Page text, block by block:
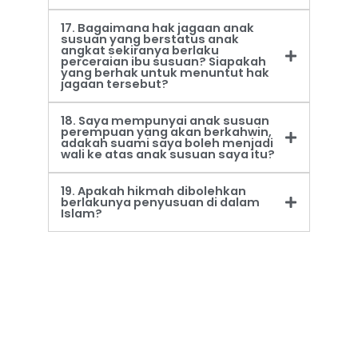
17. Bagaimana hak jagaan anak
susuan yang berstatus anak
angkat sekiranya berlaku
perceraian ibu susuan? Siapakah
yang berhak untuk menuntut hak
jagaan tersebut?
18. Saya mempunyai anak susuan
perempuan yang akan berkahwin,
adakah suami saya boleh menjadi
wali ke atas anak susuan saya itu?
19. Apakah hikmah dibolehkan
berlakunya penyusuan di dalam
Islam?